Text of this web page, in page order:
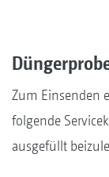
Zum Einsenden
folgende
ausgefüllt